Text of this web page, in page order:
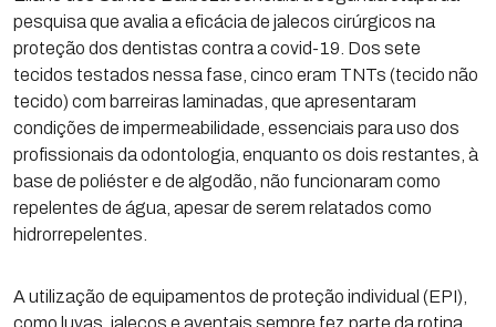
pesquisa que avalia a eficácia de jalecos cirúrgicos na
proteção dos dentistas contra a covid-19. Dos sete
tecidos testados nessa fase, cinco eram TNTs (tecido não
tecido) com barreiras laminadas, que apresentaram
condições de impermeabilidade, essenciais para uso dos
profissionais da odontologia, enquanto os dois restantes, à
base de poliéster e de algodão, não funcionaram como
repelentes de água, apesar de serem relatados como
hidrorrepelentes.
A utilização de equipamentos de proteção individual (EPI),
como luvas, jalecos e aventais sempre fez parte da rotina